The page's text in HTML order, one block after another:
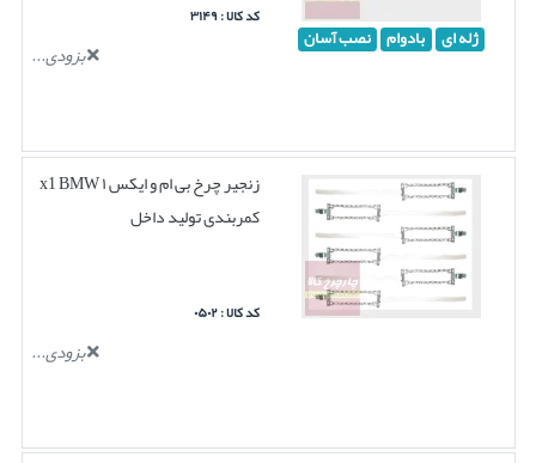
ژله ای بادوام نصب آسان
کد کالا : ۳۱۴۹
بزودی...
زنجیر چرخ بی ام و ایکس ۱ x1 BMW
کمربندی تولید داخل
کد کالا : ۰۵۰۲
بزودی...